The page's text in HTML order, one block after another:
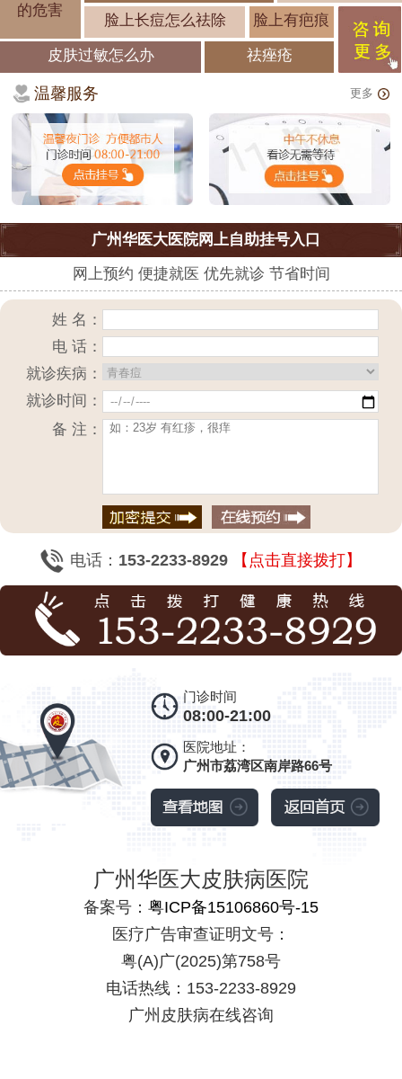
的危害
脸上长痘怎么祛除 脸上有疤痕
皮肤过敏怎么办 祛痤疮
温馨服务 更多
广州华医大医院网上自助挂号入口
网上预约 便捷就医 优先就诊 节省时间
姓 名：
电 话：
就诊疾病：
就诊时间：
备 注：
电话： 153-2233-8929 【点击直接拨打】
门诊时间
08:00-21:00
医院地址：
广州市荔湾区南岸路66号
广州华医大皮肤病医院
备案号： 粤ICP备15106860号-15
医疗广告审查证明文号：
粤(A)广(2025)第758号
电话热线：153-2233-8929
广州皮肤病在线咨询